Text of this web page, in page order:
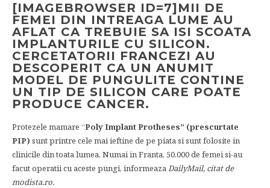
[IMAGEBROWSER ID=7]MII DE
FEMEI DIN INTREAGA LUME AU
AFLAT CA TREBUIE SA ISI SCOATA
IMPLANTURILE CU SILICON.
CERCETATORII FRANCEZI AU
DESCOPERIT CA UN ANUMIT
MODEL DE PUNGULITE CONTINE
UN TIP DE SILICON CARE POATE
PRODUCE CANCER.
Protezele mamare “Poly Implant Protheses” (prescurtate
PIP) sunt printre cele mai ieftine de pe piata si sunt folosite in
clinicile din toata lumea. Numai in Franta, 50.000 de femei si-au
facut operatii cu aceste pungi, informeazaDailyMail, citat de
modista.ro.